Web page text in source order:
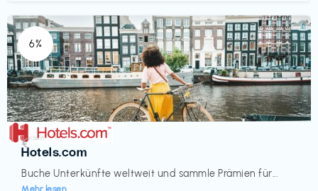
6%
Reisen
Hotels.com
Buche Unterkünfte weltweit und sammle Prämien für...
Mehr lesen
€‎